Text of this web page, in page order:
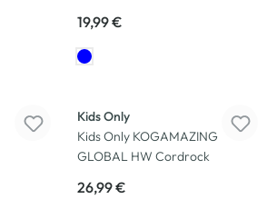
19,99 €
Kids Only
Kids Only KOGAMAZING
GLOBAL HW Cordrock
26,99 €